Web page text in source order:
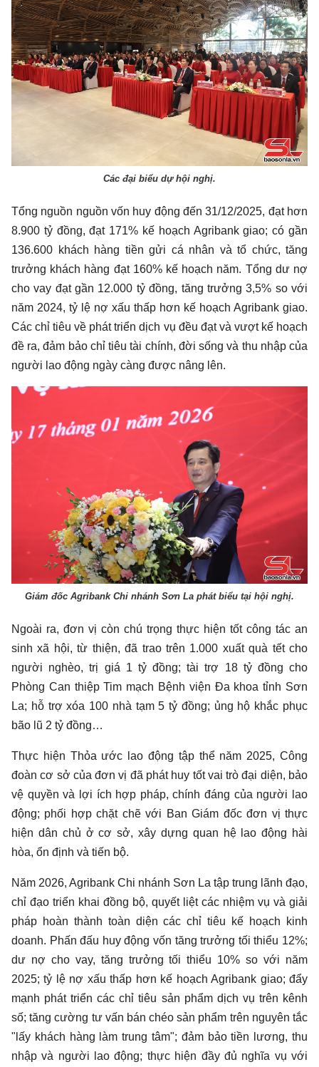
Các đại biểu dự hội nghị.
Tổng nguồn nguồn vốn huy động đến 31/12/2025, đạt hơn
8.900 tỷ đồng, đạt 171% kế hoạch Agribank giao; có gần
136.600 khách hàng tiền gửi cá nhân và tổ chức, tăng
trưởng khách hàng đạt 160% kế hoạch năm. Tổng dư nợ
cho vay đạt gần 12.000 tỷ đồng, tăng trưởng 3,5% so với
năm 2024, tỷ lệ nợ xấu thấp hơn kế hoạch Agribank giao.
Các chỉ tiêu về phát triển dịch vụ đều đạt và vượt kế hoạch
đề ra, đảm bảo chỉ tiêu tài chính, đời sống và thu nhập của
người lao động ngày càng được nâng lên.
Giám đốc Agribank Chi nhánh Sơn La phát biểu tại hội nghị.
Ngoài ra, đơn vị còn chú trọng thực hiện tốt công tác an
sinh xã hội, từ thiện, đã trao trên 1.000 xuất quà tết cho
người nghèo, trị giá 1 tỷ đồng; tài trợ 18 tỷ đồng cho
Phòng Can thiệp Tim mạch Bệnh viện Đa khoa tỉnh Sơn
La; hỗ trợ xóa 100 nhà tạm 5 tỷ đồng; ủng hộ khắc phục
bão lũ 2 tỷ đồng…
Thực hiện Thỏa ước lao động tập thể năm 2025, Công
đoàn cơ sở của đơn vị đã phát huy tốt vai trò đại diện, bảo
vệ quyền và lợi ích hợp pháp, chính đáng của người lao
động; phối hợp chặt chẽ với Ban Giám đốc đơn vị thực
hiện dân chủ ở cơ sở, xây dựng quan hệ lao động hài
hòa, ổn định và tiến bộ.
Năm 2026, Agribank Chi nhánh Sơn La tập trung lãnh đạo,
chỉ đạo triển khai đồng bộ, quyết liệt các nhiệm vụ và giải
pháp hoàn thành toàn diện các chỉ tiêu kế hoạch kinh
doanh. Phấn đấu huy động vốn tăng trưởng tối thiểu 12%;
dư nợ cho vay, tăng trưởng tối thiểu 10% so với năm
2025; tỷ lệ nợ xấu thấp hơn kế hoạch Agribank giao; đẩy
mạnh phát triển các chỉ tiêu sản phẩm dịch vụ trên kênh
số; tăng cường tư vấn bán chéo sản phẩm trên nguyên tắc
"lấy khách hàng làm trung tâm"; đảm bảo tiền lương, thu
nhập và người lao động; thực hiện đầy đủ nghĩa vụ với